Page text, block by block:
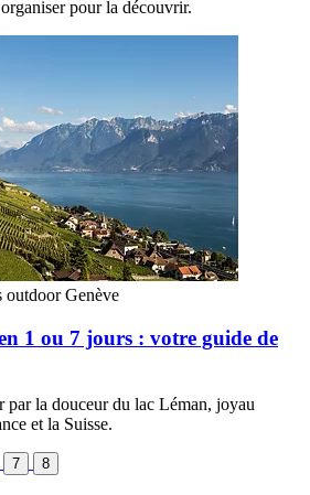
pour la découvrir.
outdoorGenève
1 ou 7 jours : votre guide de
par la douceur du lac Léman, joyau
et la Suisse.
7 8